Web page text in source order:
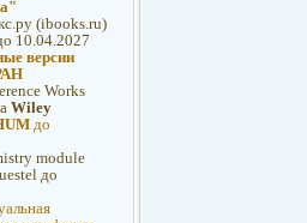
(ibooks.ru)
10.04.2027
версии
Works
Wiley
до
module
до